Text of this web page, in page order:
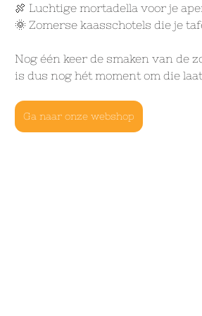
🍖 Luchtige mortadella voor je
🌞 Zomerse kaasschotels die je
Nog één keer de smaken van de
is dus nog hét moment om die
Ga naar onze webshop